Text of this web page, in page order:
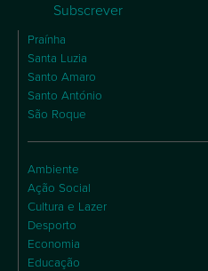
Subscrever
Praínha
Santa Luzia
Santo Amaro
Santo António
São Roque
Ambiente
Ação Social
Cultura e Lazer
Desporto
Economia
Educação